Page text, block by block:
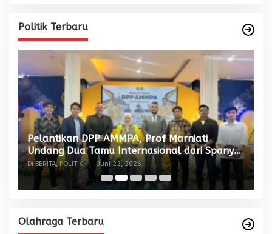
Politik Terbaru
Pelantikan DPP AMMPA, Prof Marniati
Undang Dua Tamu Internasional dari Spanyol
dan Malaysia
Di BERITA, POLITIK Juni 22, 2026
Olahraga Terbaru